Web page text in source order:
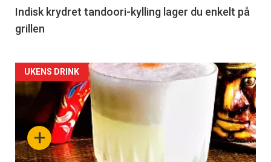
Indisk krydret tandoori-kylling lager du enkelt på
grillen
Forsiden
akkurat
nå
-
+
UKENS DRINK